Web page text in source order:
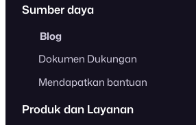
Sumber daya
Blog
Dokumen Dukungan
Mendapatkan bantuan
Produk dan Layanan